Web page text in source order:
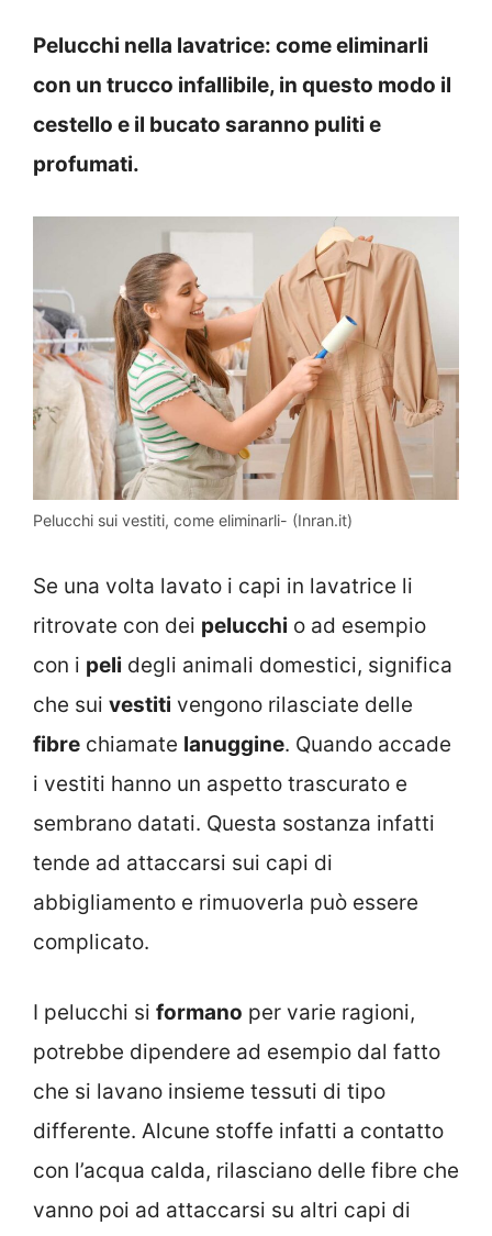
Pelucchi nella lavatrice: come eliminarli
con un trucco infallibile, in questo modo il
cestello e il bucato saranno puliti e
profumati.
Pelucchi sui vestiti, come eliminarli- (Inran.it)
Se una volta lavato i capi in lavatrice li
ritrovate con dei pelucchi o ad esempio
con i peli degli animali domestici, significa
che sui vestiti vengono rilasciate delle
fibre chiamate lanuggine. Quando accade
i vestiti hanno un aspetto trascurato e
sembrano datati. Questa sostanza infatti
tende ad attaccarsi sui capi di
abbigliamento e rimuoverla può essere
complicato.
I pelucchi si formano per varie ragioni,
potrebbe dipendere ad esempio dal fatto
che si lavano insieme tessuti di tipo
differente. Alcune stoffe infatti a contatto
con l’acqua calda, rilasciano delle fibre che
vanno poi ad attaccarsi su altri capi di